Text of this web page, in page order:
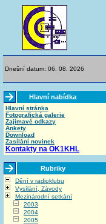
Dnešní datum: 06. 08. 2026
Hlavní nabídka
Hlavní stránka
Fotografická galerie
Zajímavé odkazy
Ankety
Download
Zasílání novinek
Kontakty na OK1KHL
Rubriky
Dění v radioklubu
Vysílání, Závody
Mezinárodní setkání
2003
2004
2005